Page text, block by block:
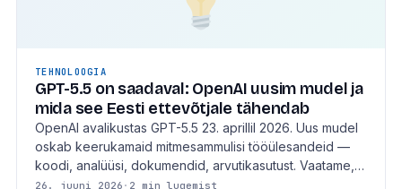
TEHNOLOOGIA
GPT-5.5 on saadaval: OpenAI uusim mudel ja
mida see Eesti ettevõtjale tähendab
OpenAI avalikustas GPT-5.5 23. aprillil 2026. Uus mudel
oskab keerukamaid mitmesammulisi tööülesandeid —
koodi, analüüsi, dokumendid, arvutikasutust. Vaatame,…
26. juuni 2026 · 2 min lugemist